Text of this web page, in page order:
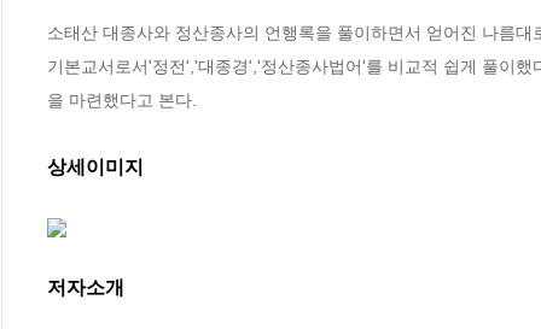
소태산 대종사와 정산종사의 언행록을 풀이하면서 얻어진 나름
기본교서로서'정전','대종경','정산종사법어'를 비교적 쉽게 풀이
을 마련했다고 본다.
상세이미지
저자소개